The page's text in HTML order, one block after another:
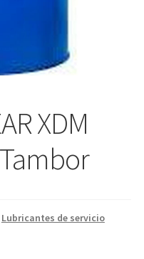
XDM
Lubricantes de servicio